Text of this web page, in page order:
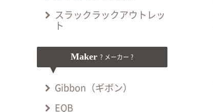
スラックラックアウトレッ
ト
Maker ? メーカー ?
Gibbon（ギボン）
EQB